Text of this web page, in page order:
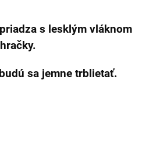
s lesklým vláknom
sa jemne trblietať.